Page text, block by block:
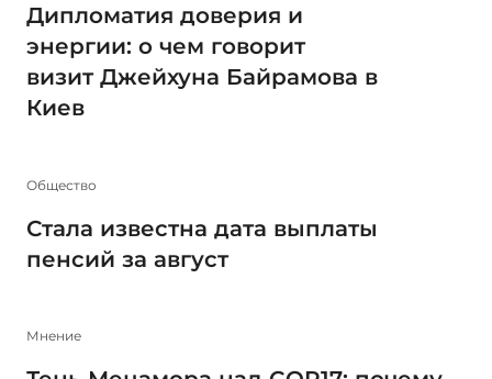
Дипломатия доверия и
энергии: о чем говорит
визит Джейхуна Байрамова в
Киев
Общество
Стала известна дата выплаты
пенсий за август
Мнение